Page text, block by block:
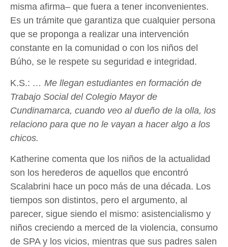
misma afirma– que fuera a tener inconvenientes.
Es un trámite que garantiza que cualquier persona
que se proponga a realizar una intervención
constante en la comunidad o con los niños del
Búho, se le respete su seguridad e integridad.
K.S.: … Me llegan estudiantes en formación de
Trabajo Social del Colegio Mayor de
Cundinamarca, cuando veo al dueño de la olla, los
relaciono para que no le vayan a hacer algo a los
chicos.
Katherine comenta que los niños de la actualidad
son los herederos de aquellos que encontró
Scalabrini hace un poco más de una década. Los
tiempos son distintos, pero el argumento, al
parecer, sigue siendo el mismo: asistencialismo y
niños creciendo a merced de la violencia, consumo
de SPA y los vicios, mientras que sus padres salen